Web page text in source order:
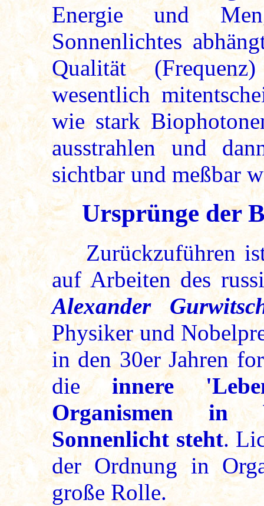
Energie und
Sonnenlichtes
Qualität
wesentlich
wie stark
ausstrahlen und
sichtbar und meßbar
Ursprünge der
Zurückzuführen ist
auf Arbeiten des
Alexander
Physiker und
in den 30er Jahren
dieinnere
Organismen in
Sonnenlicht steht.
der Ordnung in
große Rolle.